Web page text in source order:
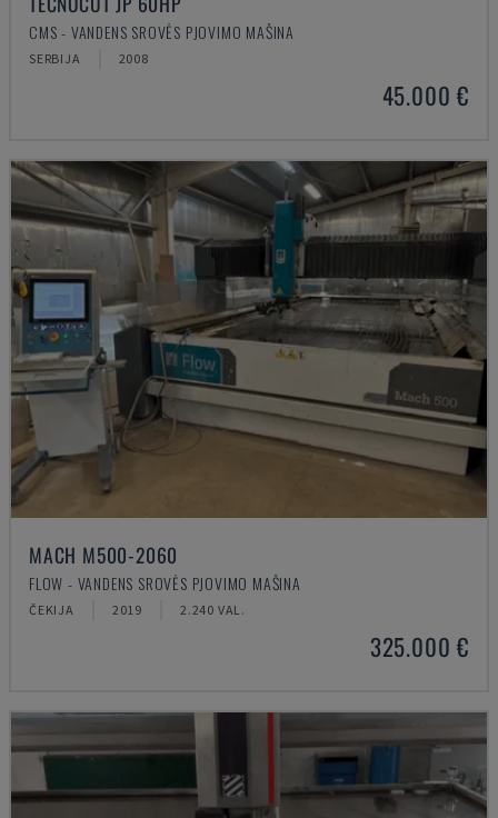
CMS - VANDENS SROVĖS PJOVIMO MAŠINA
SERBIJA 2008
45.000 €
MACH M500-2060
FLOW - VANDENS SROVĖS PJOVIMO MAŠINA
ČEKIJA 2019 2.240 VAL.
325.000 €